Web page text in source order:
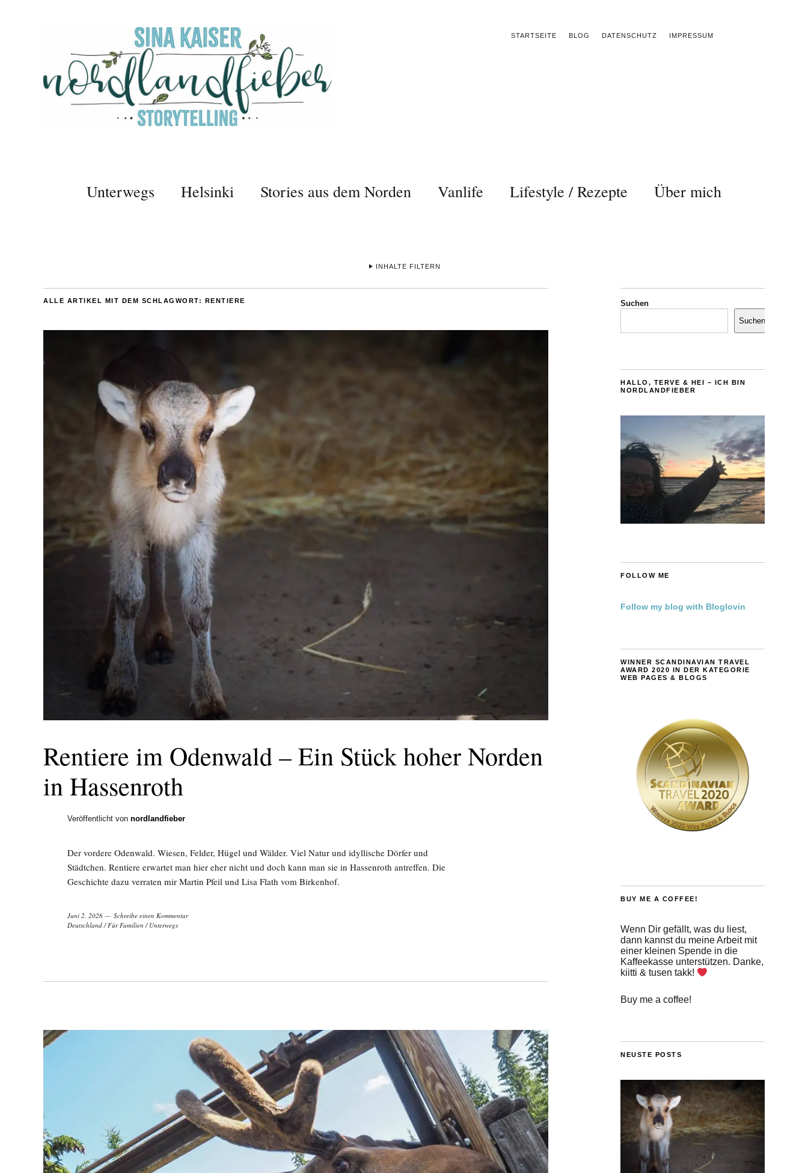
STARTSEITE BLOG DATENSCHUTZ IMPRESSUM
Unterwegs Helsinki Stories aus dem Norden Vanlife Lifestyle / Rezepte Über mich
INHALTE FILTERN
ALLE ARTIKEL MIT DEM SCHLAGWORT: RENTIERE
Rentiere im Odenwald – Ein Stück hoher Norden
in Hassenroth
Veröffentlicht von nordlandfieber
Der vordere Odenwald. Wiesen, Felder, Hügel und Wälder. Viel Natur und idyllische Dörfer und
Städtchen. Rentiere erwartet man hier eher nicht und doch kann man sie in Hassenroth antreffen. Die
Geschichte dazu verraten mir Martin Pfeil und Lisa Flath vom Birkenhof.
Juni 2, 2026
Schreibe einen Kommentar
Deutschland/Für Familien / Unterwegs
Suchen
Suchen
HALLO, TERVE & HEI – ICH BIN
NORDLANDFIEBER
FOLLOW ME
Follow my blog with Bloglovin
WINNER SCANDINAVIAN TRAVEL
AWARD 2020 IN DER KATEGORIE
WEB PAGES & BLOGS
BUY ME A COFFEE!
Wenn Dir gefällt, was du liest,
dann kannst du meine Arbeit mit
einer kleinen Spende in die
Kaffeekasse unterstützen. Danke,
kiitti & tusen takk!
Buy me a coffee!
NEUSTE POSTS